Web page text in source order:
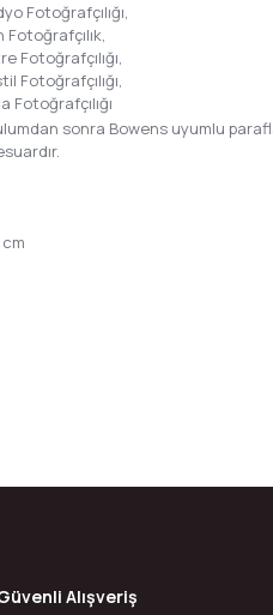
Fotoğrafçılığı,
Fotoğrafçılık,
Fotoğrafçılığı,
Fotoğrafçılığı,
Fotoğrafçılığı
sonra Bowens uyumlu
daha pahalı.
Alışveriş